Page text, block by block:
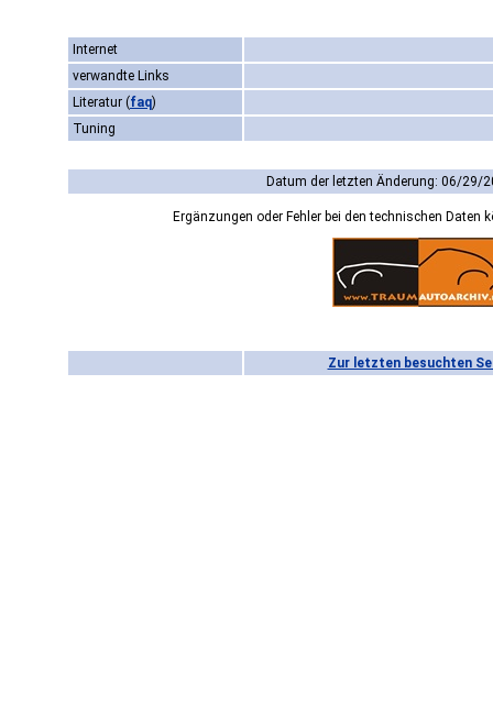
Internet
verwandte Links
Literatur (faq)
Tuning
Datum der letzten Änderung: 06/29/
Ergänzungen oder Fehler bei den technischen Daten
Zur letzten besuchten